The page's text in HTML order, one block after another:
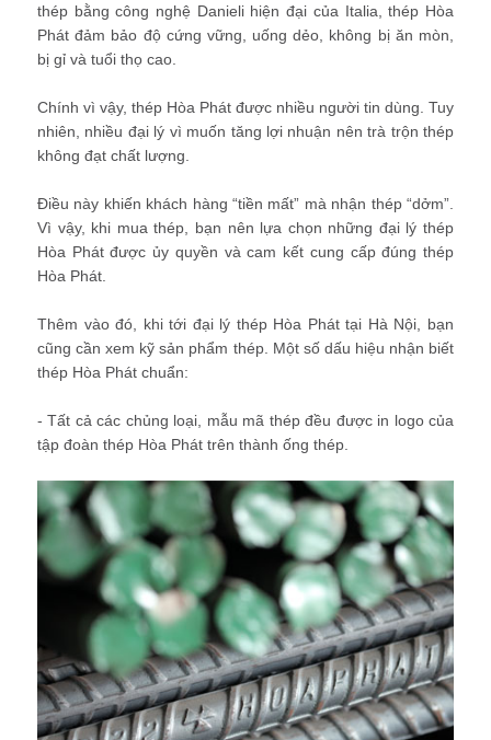
thép bằng công nghệ Danieli hiện đại của Italia, thép Hòa
Phát đảm bảo độ cứng vững, uống dẻo, không bị ăn mòn,
bị gỉ và tuổi thọ cao.
Chính vì vậy, thép Hòa Phát được nhiều người tin dùng. Tuy
nhiên, nhiều đại lý vì muốn tăng lợi nhuận nên trà trộn thép
không đạt chất lượng.
Điều này khiến khách hàng “tiền mất” mà nhận thép “dởm”.
Vì vậy, khi mua thép, bạn nên lựa chọn những đại lý thép
Hòa Phát được ủy quyền và cam kết cung cấp đúng thép
Hòa Phát.
Thêm vào đó, khi tới đại lý thép Hòa Phát tại Hà Nội, bạn
cũng cần xem kỹ sản phẩm thép. Một số dấu hiệu nhận biết
thép Hòa Phát chuẩn:
- Tất cả các chủng loại, mẫu mã thép đều được in logo của
tập đoàn thép Hòa Phát trên thành ống thép.